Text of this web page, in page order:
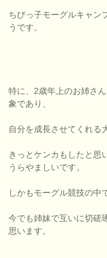
ちびっ子モーグルキャン
うです。
特に、2歳年上のお姉さ
象であり、
自分を成長させてくれる
きっとケンカもしたと思
うらやましいです。
しかもモーグル競技の中
今でも姉妹で互いに切磋
思います。